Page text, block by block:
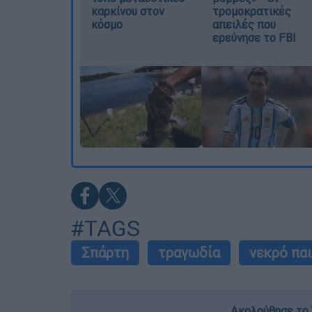
καρκίνου στον
κόσμο
τρομοκρατικές
απειλές που
ερεύνησε το FBI
#TAGS
Σπάρτη τραγωδία νεκρό